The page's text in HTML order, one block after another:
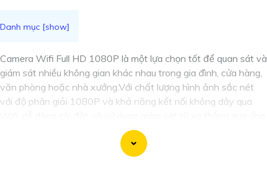
Camera Wifi Full HD 1080P là một lựa chọn tốt để quan sát và
giám sát nhiều không gian khác nhau trong gia đình, cửa hàng,
văn phòng hoặc nhà xưởng.Với chất lượng hình ảnh sắc nét
với độ phân giải 1080P và khả năng kết nối không dây qua
dụng trên điện thoại hoặc máy tính.